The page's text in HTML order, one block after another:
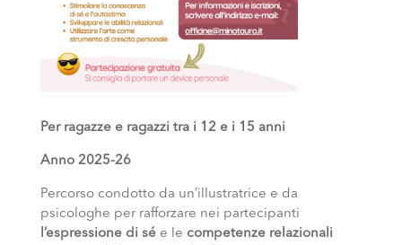
Per ragazze e ragazzi tra i 12 e i 15 anni
Anno 2025-26
Percorso condotto da un’illustratrice e da
psicologhe per rafforzare nei partecipanti
l’espressione di sée le competenze relazionali